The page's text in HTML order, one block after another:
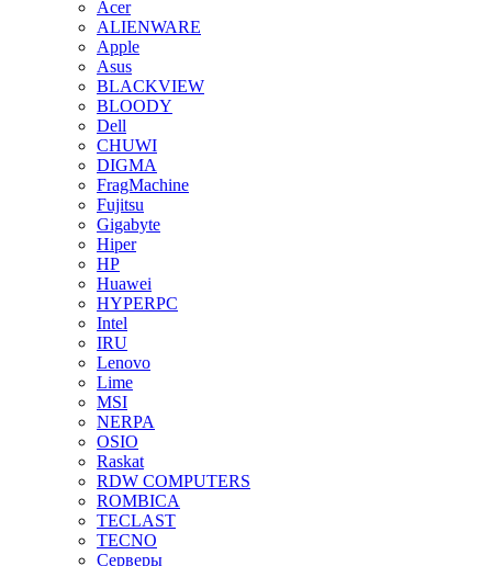
Acer
ALIENWARE
Apple
Asus
BLACKVIEW
BLOODY
Dell
CHUWI
DIGMA
FragMachine
Fujitsu
Gigabyte
Hiper
HP
Huawei
HYPERPC
Intel
IRU
Lenovo
Lime
MSI
NERPA
OSIO
Raskat
RDW COMPUTERS
ROMBICA
TECLAST
TECNO
Серверы